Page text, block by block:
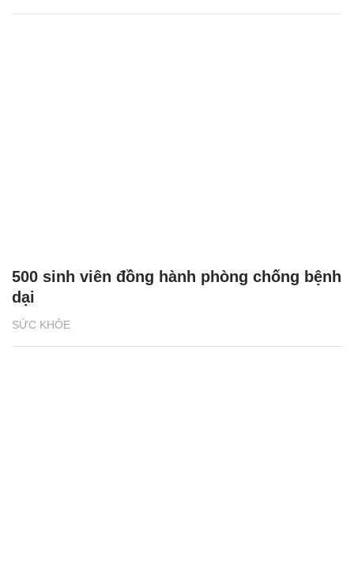
SỨC KHỎE
500 sinh viên đồng hành phòng chống bệnh
dại